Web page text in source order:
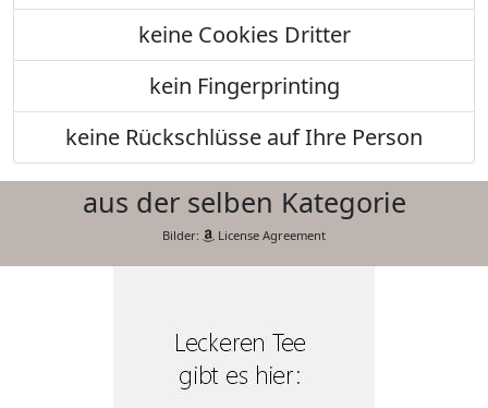
keine Cookies Dritter
kein Fingerprinting
keine Rückschlüsse auf Ihre Person
aus der selben Kategorie
Bilder: License Agreement